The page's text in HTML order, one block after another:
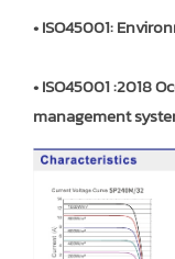
• ISO45001:
• ISO45001 :2018
management